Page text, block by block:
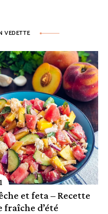
VEDETTE
et feta – Recette
fraîche d’été